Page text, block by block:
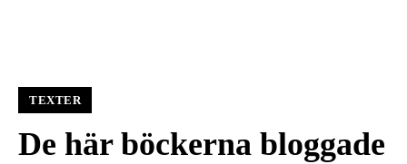
TEXTER
De här böckerna bloggade